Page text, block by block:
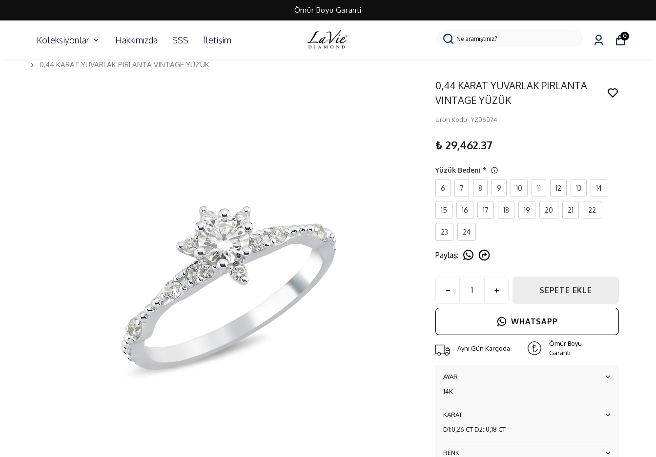
Ömür Boyu Garanti
Koleksiyonlar Hakkımızda SSS İletişim 0
0,44 KARAT YUVARLAK PIRLANTA VINTAGE YÜZÜK
0,44 KARAT YUVARLAK PIRLANTA
VINTAGE YÜZÜK
Ürün Kodu: YZ06074
₺ 29,462.37
Yüzük Bedeni *
6 7 8 9 10 11 12 13 14
15 16 17 18 19 20 21 22
23 24
Paylaş:
SEPETE EKLE
WHATSAPP
Aynı Gün Kargoda
Ömür Boyu
Garanti
AYAR
14K
KARAT
D1:0,26 CT D2: 0,18 CT
RENK